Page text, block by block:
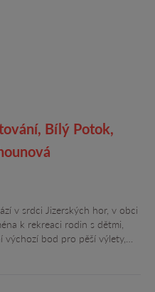
Bílý Potok,
v srdci Jizerských hor, v obci
k rekreaci rodin s dětmi,
bod pro pěší výlety,…